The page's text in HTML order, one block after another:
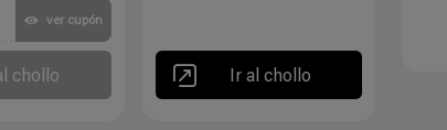
ver cupón
chollo Ir al chollo